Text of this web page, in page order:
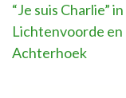
Bericht
navigatie
“Je suis Charlie” in
Lichtenvoorde en
Achterhoek